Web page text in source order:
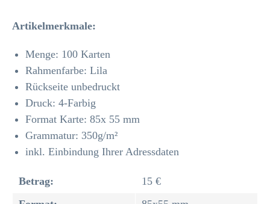
Artikelmerkmale:
Menge: 100 Karten
Rahmenfarbe: Lila
Rückseite unbedruckt
Druck: 4-Farbig
Format Karte: 85x 55 mm
Grammatur: 350g/m²
inkl. Einbindung Ihrer Adressdaten
Betrag:
15 €